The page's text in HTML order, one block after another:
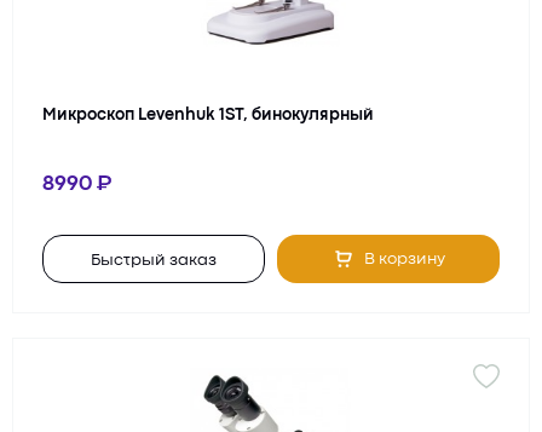
Микроскоп Levenhuk 1ST, бинокулярный
8990
Быстрый заказ В корзину